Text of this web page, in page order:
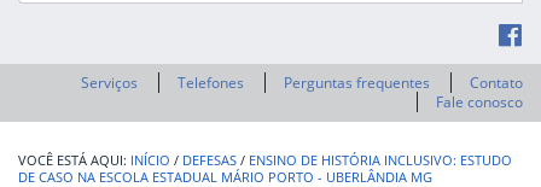
Serviços Telefones Perguntas frequentes
Contato
Fale conosco
INÍCIO / DEFESAS / ENSINO DE HISTÓRIA INCLUSIVO: ESTUDO
DE CASO NA ESCOLA ESTADUAL MÁRIO PORTO - UBERLÂNDIA MG